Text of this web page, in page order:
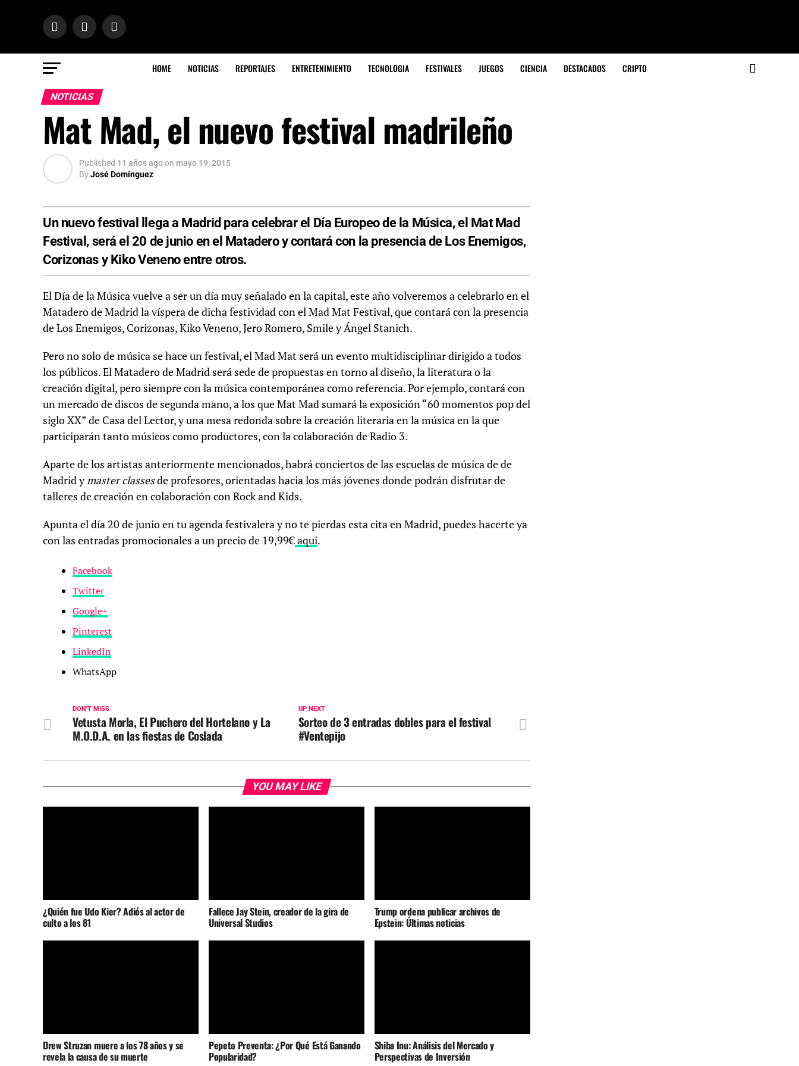
HOME NOTICIAS REPORTAJES ENTRETENIMIENTO TECNOLOGIA FESTIVALES JUEGOS CIENCIA DESTACADOS CRIPTO
NOTICIAS
Mat Mad, el nuevo festival madrileño
Published 11 años agoon mayo 19, 2015
ByJosé Domínguez
Un nuevo festival llega a Madrid para celebrar el Día Europeo de la Música, el Mat Mad
Festival, será el 20 de junio en el Matadero y contará con la presencia de Los Enemigos,
Corizonas y Kiko Veneno entre otros.
El Día de la Música vuelve a ser un día muy señalado en la capital, este año volveremos a celebrarlo en el
Matadero de Madrid la víspera de dicha festividad con el Mad Mat Festival, que contará con la presencia
de Los Enemigos, Corizonas, Kiko Veneno, Jero Romero, Smile y Ángel Stanich.
Pero no solo de música se hace un festival, el Mad Mat será un evento multidisciplinar dirigido a todos
los públicos. El Matadero de Madrid será sede de propuestas en torno al diseño, la literatura o la
creación digital, pero siempre con la música contemporánea como referencia. Por ejemplo, contará con
un mercado de discos de segunda mano, a los que Mat Mad sumará la exposición “60 momentos pop del
siglo XX” de Casa del Lector, y una mesa redonda sobre la creación literaria en la música en la que
participarán tanto músicos como productores, con la colaboración de Radio 3.
Aparte de los artistas anteriormente mencionados, habrá conciertos de las escuelas de música de de
Madrid ymaster classesde profesores, orientadas hacia los más jóvenes donde podrán disfrutar de
talleres de creación en colaboración con Rock and Kids.
Apunta el día 20 de junio en tu agenda festivalera y no te pierdas esta cita en Madrid, puedes hacerte ya
con las entradas promocionales a un precio de 19,99€aquí.
Facebook
Twitter
Google+
Pinterest
LinkedIn
WhatsApp
UP NEXT
Sorteo de 3 entradas dobles para el festival
#Ventepijo
DON'T MISS
Vetusta Morla, El Puchero del Hortelano y La
M.O.D.A. en las fiestas de Coslada
YOU MAY LIKE
¿Quién fue Udo Kier? Adiós al actor de
culto a los 81
Fallece Jay Stein, creador de la gira de
Universal Studios
Trump ordena publicar archivos de
Epstein: Últimas noticias
Drew Struzan muere a los 78 años y se
revela la causa de su muerte
Pepeto Preventa: ¿Por Qué Está Ganando
Popularidad?
Shiba Inu: Análisis del Mercado y
Perspectivas de Inversión